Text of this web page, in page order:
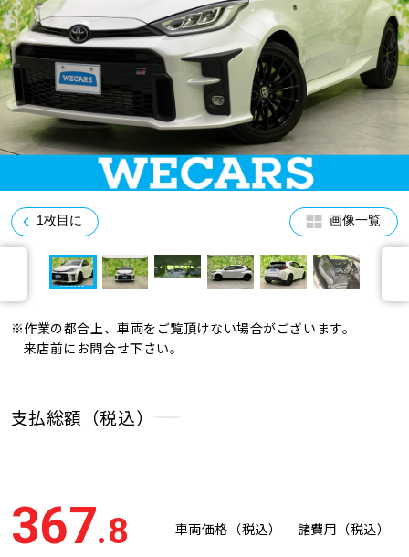
車検料金・メニュー
品質管理とサポート体制
お役立ち情報
お問い合わせ
企業情報 採用情報
0120-733-500
1枚目に 画像一覧
※作業の都合上、車両をご覧頂けない場合がございます。
来店前にお問合せ下さい。
支払総額（税込）
367.8 車両価格（税込） 諸費用（税込）